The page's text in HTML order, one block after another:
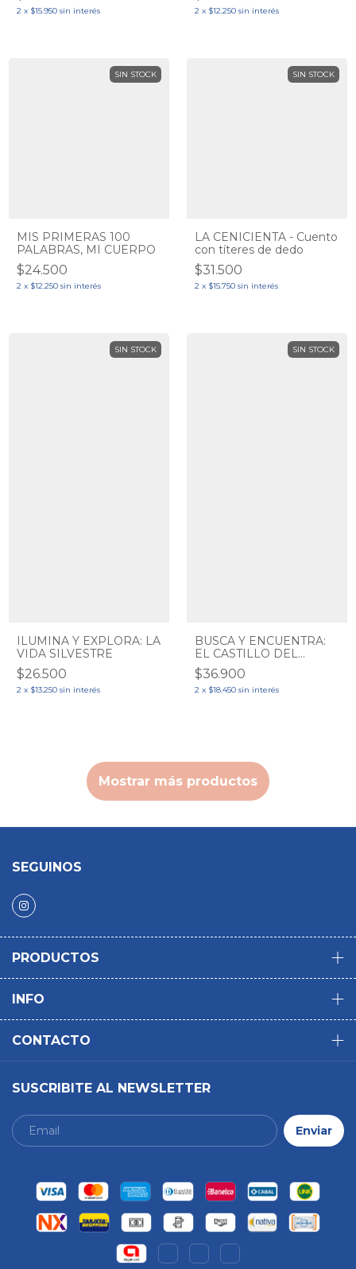
2 x $15.950 sin interés 2 x $12.250 sin interés
SIN STOCK
MIS PRIMERAS 100
PALABRAS, MI CUERPO
$24.500
2 x $12.250 sin interés
SIN STOCK
LA CENICIENTA - Cuento
con títeres de dedo
$31.500
2 x $15.750 sin interés
SIN STOCK
ILUMINA Y EXPLORA: LA
VIDA SILVESTRE
$26.500
2 x $13.250 sin interés
SIN STOCK
BUSCA Y ENCUENTRA:
EL CASTILLO DEL
PRINCIPE
DELBARULLO
$36.900
2 x $18.450 sin interés
Mostrar más productos
SEGUINOS
PRODUCTOS
INFO
CONTACTO
SUSCRIBITE AL NEWSLETTER